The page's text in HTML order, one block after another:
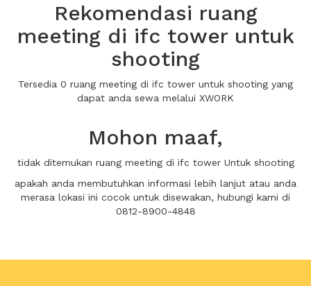
Rekomendasi ruang
meeting di ifc tower untuk
shooting
Tersedia 0 ruang meeting di ifc tower untuk shooting yang
dapat anda sewa melalui XWORK
Mohon maaf,
tidak ditemukan ruang meeting di ifc tower Untuk shooting
apakah anda membutuhkan informasi lebih lanjut atau anda
merasa lokasi ini cocok untuk disewakan, hubungi kami di
0812-8900-4848